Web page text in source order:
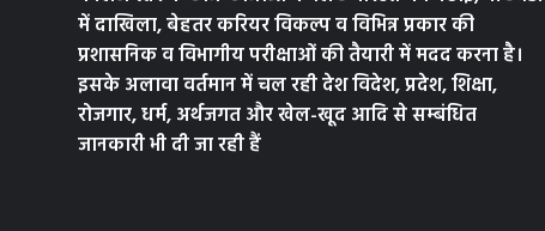
में दाखिला, बेहतर करियर विकल्प व विभिन्न प्रकार की
प्रशासनिक व विभागीय परीक्षाओं की तैयारी में मदद करना है।
इसके अलावा वर्तमान में चल रही देश विदेश, प्रदेश, शिक्षा,
रोजगार, धर्म, अर्थजगत और खेल-खूद आदि से सम्बंधित
जानकारी भी दी जा रही हैं